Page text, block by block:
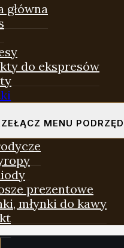
główna
do ekspresów
MENU
prezentowe
młynki do kawy